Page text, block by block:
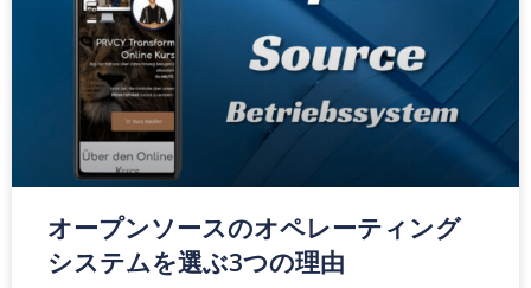
オープンソースのオペレーティング
システムを選ぶ3つの理由